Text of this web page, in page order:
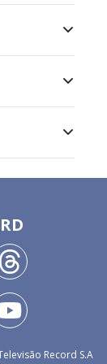
Record S.A